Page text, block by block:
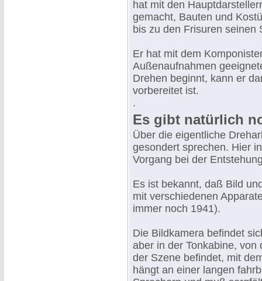
hat mit den
gemacht, Bauten und
bis zu den Frisuren seinen
Er hat mit dem
Außenaufnahmen
Drehen beginnt, kann er
vorbereitet ist.
.
Es gibt natürlich
Über die eigentliche
gesondert sprechen. Hier
Vorgang bei der
Es ist bekannt, daß Bild
mit verschiedenen
immer noch 1941).
Die Bildkamera befindet
aber in der Tonkabine,
der Szene befindet, mit
hängt an einer langen